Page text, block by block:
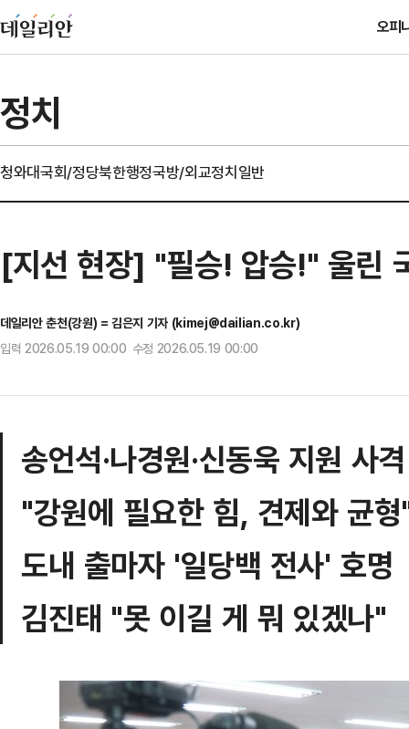
오피
정치
청와대국회/정당북한행정국방/외교정치일반
[지선 현장] "필승! 압승!" 울린
데일리안 춘천(강원) = 김은지 기자 (kimej@dailian.co.kr)
입력 2026.05.19 00:00 수정 2026.05.19 00:00
송언석·나경원·신동욱 지원 사격
"강원에 필요한 힘, 견제와 균
도내 출마자 '일당백 전사' 호명
김진태 "못 이길 게 뭐 있겠나"